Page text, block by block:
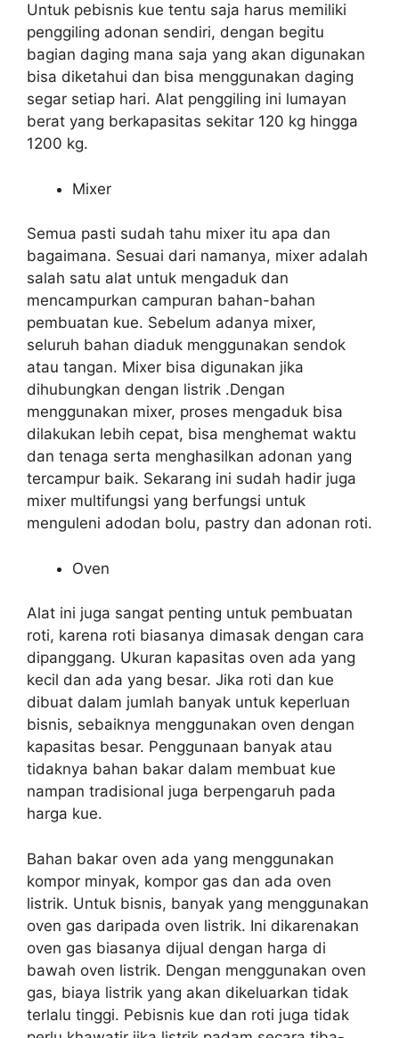
Untuk pebisnis kue tentu saja harus memiliki
penggiling adonan sendiri, dengan begitu
bagian daging mana saja yang akan digunakan
bisa diketahui dan bisa menggunakan daging
segar setiap hari. Alat penggiling ini lumayan
berat yang berkapasitas sekitar 120 kg hingga
1200 kg.
Mixer
Semua pasti sudah tahu mixer itu apa dan
bagaimana. Sesuai dari namanya, mixer adalah
salah satu alat untuk mengaduk dan
mencampurkan campuran bahan-bahan
pembuatan kue. Sebelum adanya mixer,
seluruh bahan diaduk menggunakan sendok
atau tangan. Mixer bisa digunakan jika
dihubungkan dengan listrik .Dengan
menggunakan mixer, proses mengaduk bisa
dilakukan lebih cepat, bisa menghemat waktu
dan tenaga serta menghasilkan adonan yang
tercampur baik. Sekarang ini sudah hadir juga
mixer multifungsi yang berfungsi untuk
menguleni adodan bolu, pastry dan adonan roti.
Oven
Alat ini juga sangat penting untuk pembuatan
roti, karena roti biasanya dimasak dengan cara
dipanggang. Ukuran kapasitas oven ada yang
kecil dan ada yang besar. Jika roti dan kue
dibuat dalam jumlah banyak untuk keperluan
bisnis, sebaiknya menggunakan oven dengan
kapasitas besar. Penggunaan banyak atau
tidaknya bahan bakar dalam membuat kue
nampan tradisional juga berpengaruh pada
harga kue.
Bahan bakar oven ada yang menggunakan
kompor minyak, kompor gas dan ada oven
listrik. Untuk bisnis, banyak yang menggunakan
oven gas daripada oven listrik. Ini dikarenakan
oven gas biasanya dijual dengan harga di
bawah oven listrik. Dengan menggunakan oven
gas, biaya listrik yang akan dikeluarkan tidak
terlalu tinggi. Pebisnis kue dan roti juga tidak